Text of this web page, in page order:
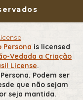
Persona is licensed
Vedada a Criação
License.
Podem ser
que não sejam
seja mantida.